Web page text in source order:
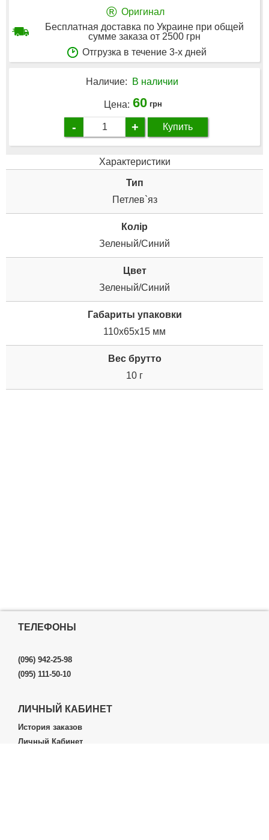
® Оригинал
Бесплатная доставка по Украине при общей
сумме заказа от 2500 грн
Отгрузка в течение 3-х дней
Наличие: В наличии
Цена: 60 грн
- + Купить
Характеристики
Тип
Петлев`яз
Колір
Зеленый/Синий
Цвет
Зеленый/Синий
Габариты упаковки
110x65x15 мм
Вес брутто
10 г
ТЕЛЕФОНЫ
(096) 942-25-98
(095) 111-50-10
ЛИЧНЫЙ КАБИНЕТ
История заказов
Личный Кабинет